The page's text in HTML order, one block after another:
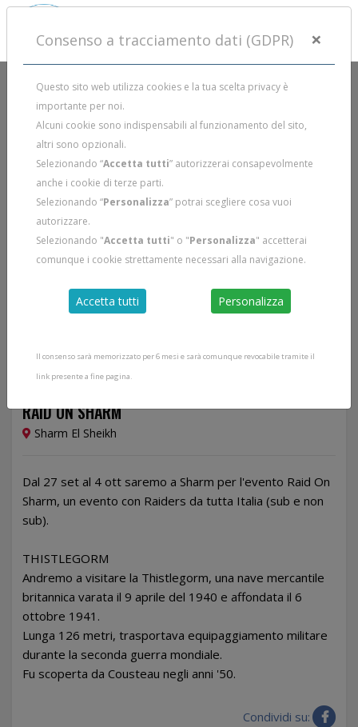
RAID ON SHARM
Sharm El Sheikh
Dal 27 set al 4 ott saremo a Sharm per l'evento Raid On
Sharm, un evento con Raiders da tutta Italia (sub e non
sub).
THISTLEGORM
Andremo a visitare la Thistlegorm, una nave mercantile
britannica varata il 9 aprile del 1940 e affondata il 6
ottobre 1941.
Lunga 126 metri, trasportava equipaggiamento militare
durante la seconda guerra mondiale.
Fu scoperta da Cousteau negli anni '50.
Condividi su:
Consenso a tracciamento dati (GDPR) ×
Questo sito web utilizza cookies e la tua scelta privacy è
importante per noi.
Alcuni cookie sono indispensabili al funzionamento del sito,
altri sono opzionali.
Selezionando “Accetta tutti” autorizzerai consapevolmente
anche i cookie di terze parti.
Selezionando “Personalizza” potrai scegliere cosa vuoi
autorizzare.
Selezionando "Accetta tutti" o "Personalizza" accetterai
comunque i cookie strettamente necessari alla navigazione.
Accetta tutti Personalizza
Il consenso sarà memorizzato per 6 mesi e sarà comunque revocabile tramite il
link presente a fine pagina.